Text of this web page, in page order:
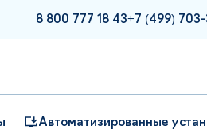
8 800 777 18 43+7 (499)
Автоматизированные